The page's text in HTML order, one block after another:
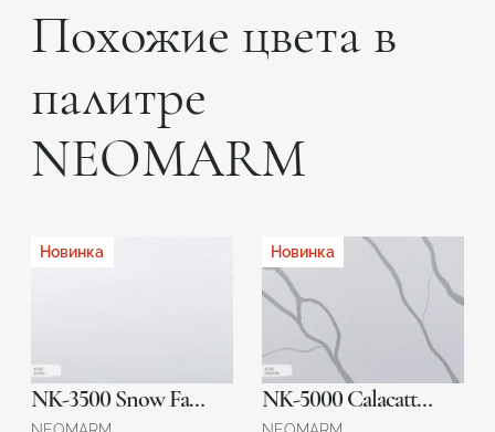
Похожие цвета в
палитре
NEOMARM
Новинка
NK-3500 Snow Fairy
Новинка
NK-5000 Calacatta Veil